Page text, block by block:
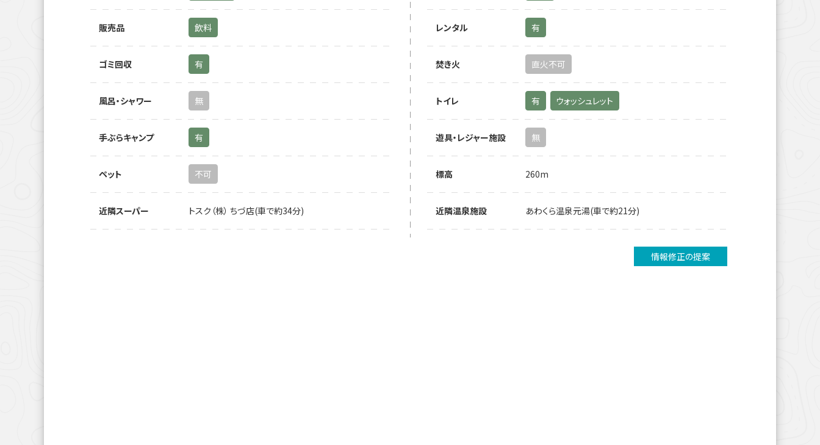
販売品 飲料 レンタル 有
ゴミ回収 有 焚き火 直火不可
風呂・シャワー 無 トイレ 有 ウォッシュレット
手ぶらキャンプ 有 遊具・レジャー施設 無
ペット 不可 標高 260m
近隣スーパー トスク（株） ちづ店(車で約34分) 近隣温泉施設 あわくら温泉元湯(車で約21分)
情報修正の提案